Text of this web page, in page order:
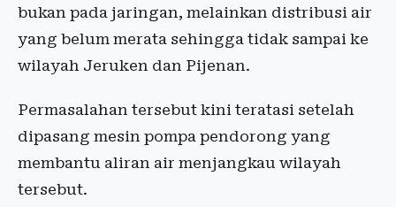
bukan pada jaringan, melainkan distribusi air
yang belum merata sehingga tidak sampai ke
wilayah Jeruken dan Pijenan.
Permasalahan tersebut kini teratasi setelah
dipasang mesin pompa pendorong yang
membantu aliran air menjangkau wilayah
tersebut.